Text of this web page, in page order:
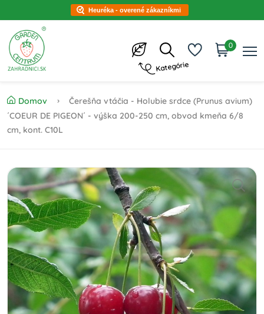
Heuréka - overené zákazníkmi
Kategórie
0
Domov
Čerešňa vtáčia - Holubie srdce (Prunus avium)
´COEUR DE PIGEON´ - výška 200-250 cm, obvod kmeňa 6/8
cm, kont. C10L